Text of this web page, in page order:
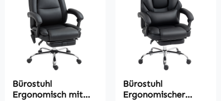
Bürostuhl
Ergonomisch mit
Bürostuhl
Ergonomischer